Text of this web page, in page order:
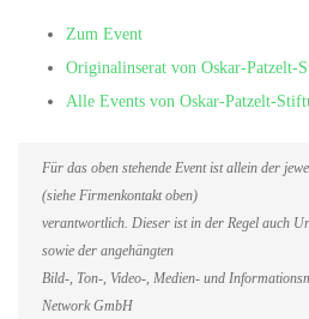
Zum Event
Originalinserat von Oskar-Patzelt-
Alle Events von Oskar-Patzelt-
Für das oben stehende Event ist allein der
(siehe Firmenkontakt oben)
verantwortlich. Dieser ist in der Regel auch
sowie der angehängten
Bild-, Ton-, Video-, Medien- und
Network GmbH